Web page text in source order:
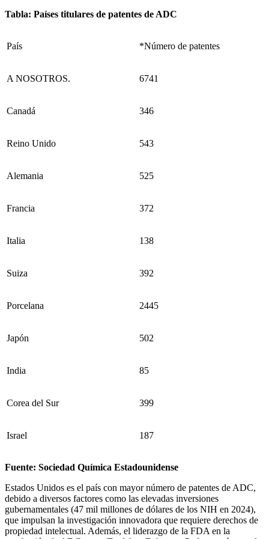
Tabla: Países titulares de patentes de ADC
País *Número de patentes
A NOSOTROS. 6741
Canadá 346
Reino Unido 543
Alemania 525
Francia 372
Italia 138
Suiza 392
Porcelana 2445
Japón 502
India 85
Corea del Sur 399
Israel 187
Fuente: Sociedad Química Estadounidense
Estados Unidos es el país con mayor número de patentes de ADC,
debido a diversos factores como las elevadas inversiones
gubernamentales (47 mil millones de dólares de los NIH en 2024),
que impulsan la investigación innovadora que requiere derechos de
propiedad intelectual. Además, el liderazgo de la FDA en la